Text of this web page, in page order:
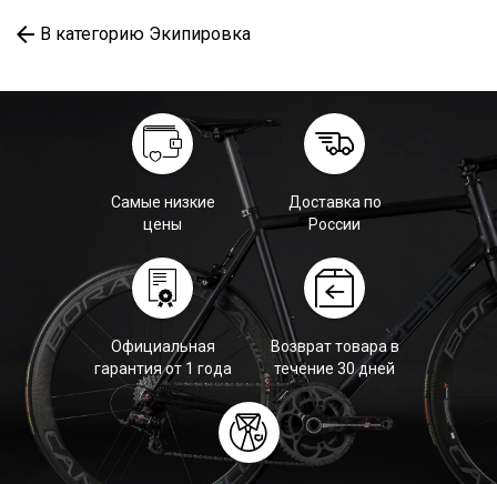
В категорию Экипировка
Самые низкие
цены
Доставка по
России
Официальная
гарантия от 1 года
Возврат товара в
течение 30 дней